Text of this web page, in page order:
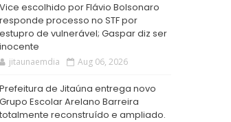
Vice escolhido por Flávio Bolsonaro
responde processo no STF por
estupro de vulnerável; Gaspar diz ser
inocente
jitaunaemdia Aug 06, 2026
Prefeitura de Jitaúna entrega novo
Grupo Escolar Arelano Barreira
totalmente reconstruído e ampliado.